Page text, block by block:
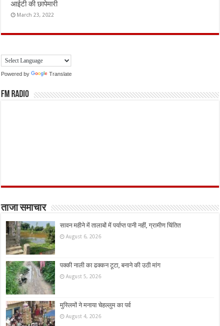
आईटी की छापेमारी
March 23, 2022
Powered by Translate
FM Radio
ताजा समाचार
सावन महीने में तालाबों में पर्याप्त पानी नहीं, ग्रामीण चिंतित
August 6, 2026
पक्की नाली का ढक्कन टूटा, बनाने की उठी मांग
August 5, 2026
मुस्लिमों ने मनाया चेहल्लुम का पर्व
August 4, 2026